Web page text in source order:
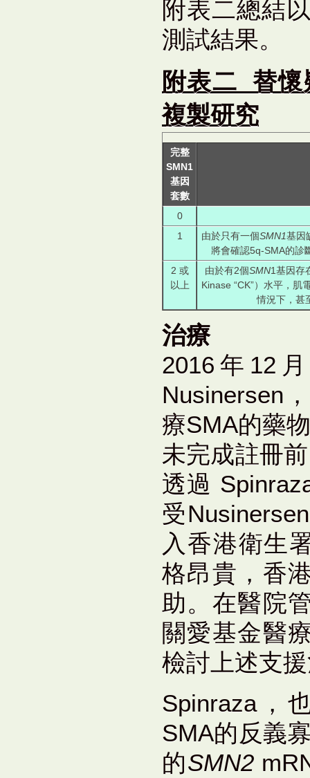
附表二總結
測試結果。
附表二 替懷
複製研究
完整
SMN1
基因
套數
0
1
由於只有一個SMN1基因
將會確認5q-SMA的診
2 或
以上
由於有2個SMN1基因存
Kinase “CK”）水平，肌
情況下，甚
治療
2016年12
Nusinersen
療SMA的藥
未完成註冊
透過
受
入香港衛生
格昂貴，香
助。在醫院
關愛基金醫
檢討上述支
Spinraza，
SMA的反義
的SMN2